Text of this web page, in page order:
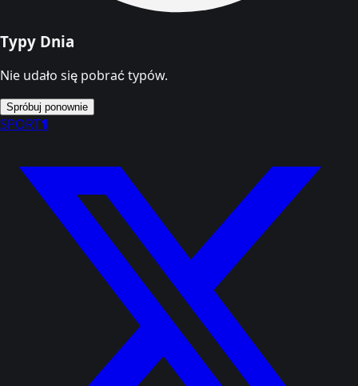
Typy Dnia
Nie udało się pobrać typów.
Spróbuj ponownie
SPORT1